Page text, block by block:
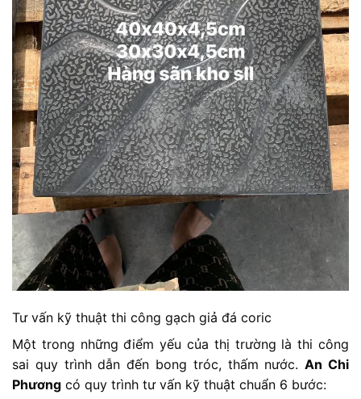
Tư vấn kỹ thuật thi công gạch giả đá coric
Một trong những điểm yếu của thị trường là thi công
sai quy trình dẫn đến bong tróc, thấm nước.An Chi
Phương có quy trình tư vấn kỹ thuật chuẩn 6 bước: